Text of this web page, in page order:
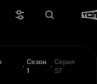
Сезон
1
Серия
57